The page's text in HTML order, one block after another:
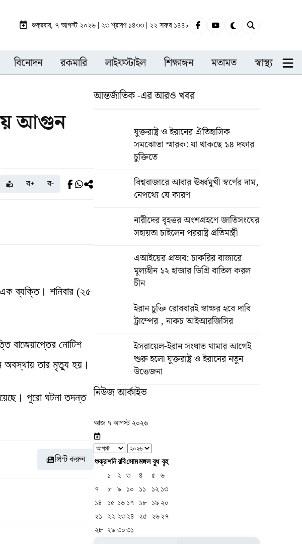
শুক্রবার, ৭ আগস্ট ২০২৬ | ২৩ শ্রাবণ ১৪৩৩ | ২২ সফর ১৪৪৮
বিনোদন রকমারি লাইফস্টাইল শিক্ষাঙ্গন মতামত স্বাস্থ্য
আগুন
ব+ ব-
এক ব্যক্তি। শনিবার (২৫
বাজেয়াপ্তের নোটিশ
অবস্থায় তার মৃত্যু হয়।
পুরো ঘটনা তদন্ত
প্রিন্ট করুন
আন্তর্জাতিক -এর আরও খবর
যুক্তরাষ্ট্র ও ইরানের ঐতিহাসিক
সমঝোতা স্মারক: যা থাকছে ১৪ দফার
চুক্তিতে
বিশ্ববাজারে আবার ঊর্ধ্বমুখী স্বর্ণের দাম,
নেপথ্যে যে কারণ
নারীদের বৃহত্তর অংশগ্রহণে জাতিসংঘের
সহায়তা চাইলেন পররাষ্ট্র প্রতিমন্ত্রী
এআইয়ের প্রভাব: চাকরির বাজারে
মূল্যহীন ১২ হাজার ডিগ্রি বাতিল করল
চীন
ইরান চুক্তি রোববারই স্বাক্ষর হবে দাবি
ট্রাম্পের , নাকচ আইআরজিসির
ইসরায়েল-ইরান সংঘাত থামার আগেই
শুরু হলো যুক্তরাষ্ট্র ও ইরানের নতুন
উত্তেজনা
নিউজ আর্কাইভ
আজ ৭ আগস্ট ২০২৬
শুক্রশনিরবিসোমমঙ্গল বুধ বৃহ
১
২ ৩ ৪ ৫
৬
৭
৮ ৯ ১০ ১১ ১২ ১৩
১৪
১৫ ১৬ ১৭ ১৮ ১৯ ২০
২১
২২ ২৩২৪ ২৫ ২৬২৭
২৮ ২৯ ৩০৩১